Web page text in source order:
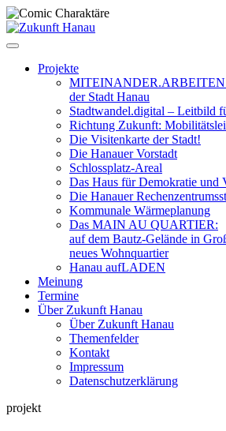
Zum
Projekte
MITEINANDER.ARBEITEN
der Stadt Hanau
Stadtwandel.digital – Leitbild
Richtung Zukunft:
Die Visitenkarte der Stadt!
Die Hanauer Vorstadt
Schlossplatz-Areal
Das Haus für Demokratie und
Die Hanauer
Kommunale Wärmeplanung
Das MAIN AU QUARTIER:
auf dem Bautz-Gelände in
neues Wohnquartier
Hanau aufLADEN
Meinung
Termine
Über Zukunft Hanau
Über Zukunft Hanau
Themenfelder
Kontakt
Impressum
Datenschutzerklärung
projekt